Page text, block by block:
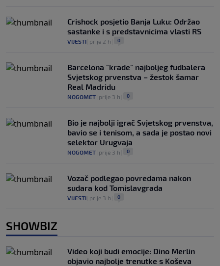
Crishock posjetio Banja Luku: Održao
sastanke i s predstavnicima vlasti RS
VIJESTI prije 2 h 0
Barcelona "krade" najboljeg fudbalera
Svjetskog prvenstva – žestok šamar
Real Madridu
NOGOMET prije 3 h 0
Bio je najbolji igrač Svjetskog prvenstva,
bavio se i tenisom, a sada je postao novi
selektor Urugvaja
NOGOMET prije 3 h 0
Vozač podlegao povredama nakon
sudara kod Tomislavgrada
VIJESTI prije 3 h 0
SHOWBIZ
Video koji budi emocije: Dino Merlin
objavio najbolje trenutke s Koševa